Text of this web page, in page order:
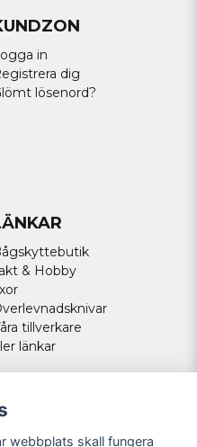
in
dig
lösenord?
& Hobby
tillverkare
länkar
webbplats skall fungera